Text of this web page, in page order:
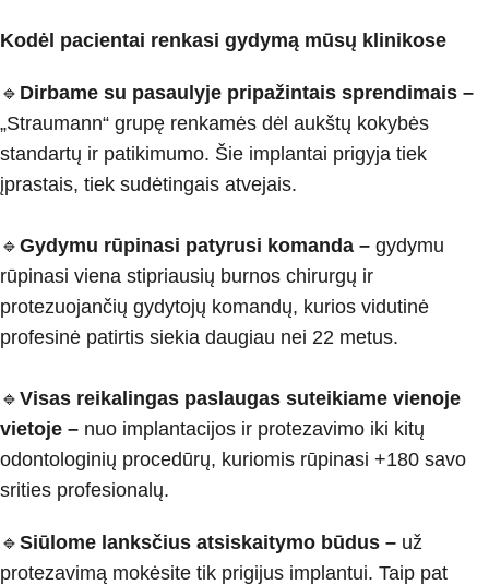
Kodėl pacientai renkasi gydymą mūsų klinikose
🔹 Dirbame su pasaulyje pripažintais sprendimais –
„Straumann“ grupę renkamės dėl aukštų kokybės
standartų ir patikimumo. Šie implantai prigyja tiek
įprastais, tiek sudėtingais atvejais.
🔹 Gydymu rūpinasi patyrusi komanda – gydymu
rūpinasi viena stipriausių burnos chirurgų ir
protezuojančių gydytojų komandų, kurios vidutinė
profesinė patirtis siekia daugiau nei 22 metus.
🔹 Visas reikalingas paslaugas suteikiame vienoje
vietoje – nuo implantacijos ir protezavimo iki kitų
odontologinių procedūrų, kuriomis rūpinasi +180 savo
srities profesionalų.
🔹 Siūlome lanksčius atsiskaitymo būdus – už
protezavimą mokėsite tik prigijus implantui. Taip pat